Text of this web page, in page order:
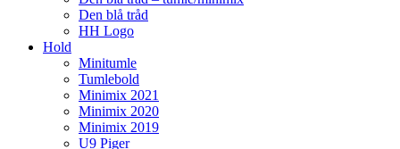
Den blå tråd
HH Logo
Hold
Minitumle
Tumlebold
Minimix 2021
Minimix 2020
Minimix 2019
U9 Piger